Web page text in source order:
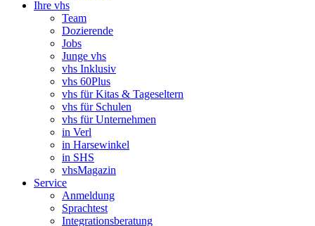
Ihre vhs
Team
Dozierende
Jobs
Junge vhs
vhs Inklusiv
vhs 60Plus
vhs für Kitas & Tageseltern
vhs für Schulen
vhs für Unternehmen
in Verl
in Harsewinkel
in SHS
vhsMagazin
Service
Anmeldung
Sprachtest
Integrationsberatung